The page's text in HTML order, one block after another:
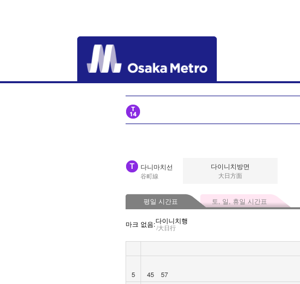
다니마치선
谷町線
다이니치방면
大日方面
평일 시간표 토, 일, 휴일 시간표
마크 없음:다이니치행
大日行
5 45 57